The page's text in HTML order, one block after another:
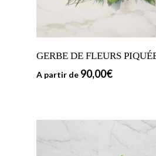
GERBE DE FLEURS
A partir de 90,00€